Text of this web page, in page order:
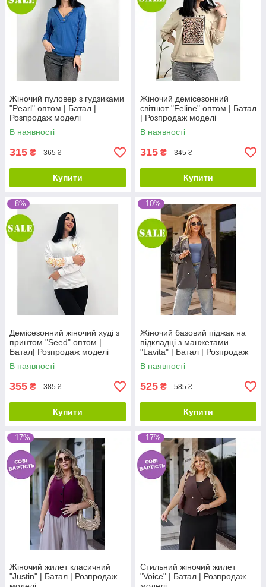
Жіночий пуловер з гудзиками
"Pearl" оптом | Батал |
Розпродаж моделі
В наявності
315 ₴ 365 ₴
Купити
Жіночий демісезонний
світшот "Feline" оптом | Батал
| Розпродаж моделі
В наявності
315 ₴ 345 ₴
Купити
–8%
Демісезонний жіночий худі з
принтом "Seed" оптом |
Батал| Розпродаж моделі
В наявності
355 ₴ 385 ₴
Купити
–10%
Жіночий базовий піджак на
підкладці з манжетами
"Lavita" | Батал | Розпродаж
моделі
В наявності
525 ₴ 585 ₴
Купити
–17%
Жіночий жилет класичний
"Justin" | Батал | Розпродаж
–17%
Стильний жіночий жилет
"Voice" | Батал | Розпродаж